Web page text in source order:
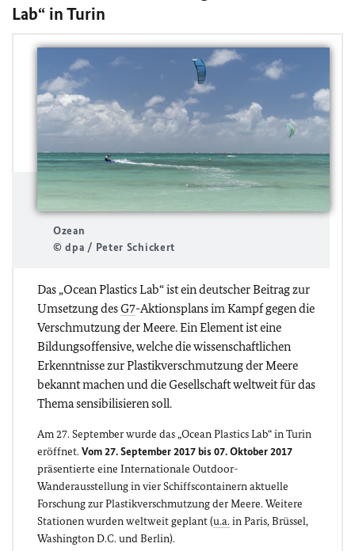
Lab“ in Turin
Ozean
© dpa / Peter Schickert
Das „Ocean Plastics Lab“ ist ein deutscher Beitrag zur
Umsetzung desG7-Aktionsplans im Kampf gegen die
Verschmutzung der Meere. Ein Element ist eine
Bildungsoffensive, welche die wissenschaftlichen
Erkenntnisse zur Plastikverschmutzung der Meere
bekannt machen und die Gesellschaft weltweit für das
Thema sensibilisieren soll.
Am 27. September wurde das „Ocean Plastics Lab“ in Turin
eröffnet. Vom 27. September 2017 bis 07. Oktober 2017
präsentierte eine Internationale Outdoor-
Wanderausstellung in vier Schiffscontainern aktuelle
Forschung zur Plastikverschmutzung der Meere. Weitere
Stationen wurden weltweit geplant (u.a. in Paris, Brüssel,
Washington D.C. und Berlin).